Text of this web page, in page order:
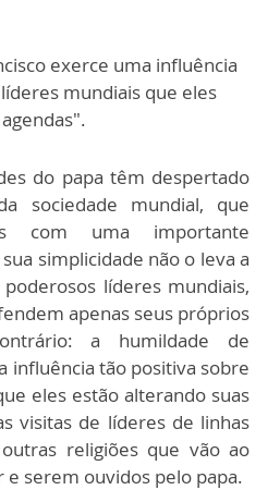
exerce uma influência
mundiais que eles
do papa têm despertado
sociedade mundial, que
com uma importante
simplicidade não o leva a
líderes mundiais,
apenas seus próprios
a humildade de
influência tão positiva sobre
eles estão alterando suas
visitas de líderes de linhas
religiões que vão ao
e serem ouvidos pelo papa.